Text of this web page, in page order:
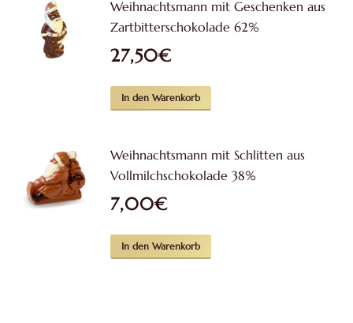
Weihnachtsmann mit Geschenken aus
Zartbitterschokolade 62%
27,50€
In den Warenkorb
Weihnachtsmann mit Schlitten aus
Vollmilchschokolade 38%
7,00€
In den Warenkorb